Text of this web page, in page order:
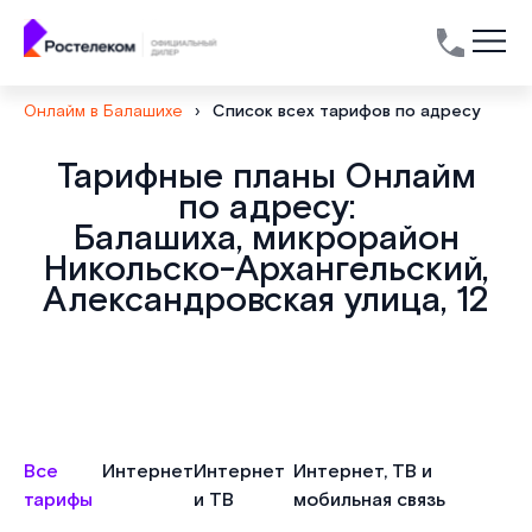
Онлайм в Балашихе › Список всех тарифов по адресу
Тарифные планы Онлайм
по адресу:
Балашиха, микрорайон
Никольско-Архангельский,
Александровская улица, 12
Все
тарифы
ИнтернетИнтернет
и ТВ
Интернет, ТВ и
мобильная связь